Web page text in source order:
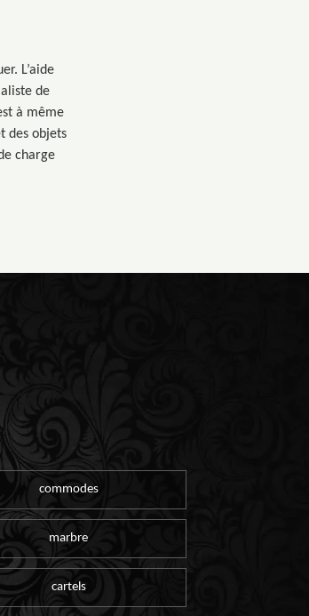
L’aide
de
à même
des objets
charge
commodes
marbre
cartels